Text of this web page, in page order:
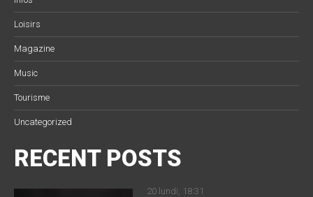
Loisirs
Magazine
Music
Tourisme
Uncategorized
RECENT POSTS
20 lundi, 18:31